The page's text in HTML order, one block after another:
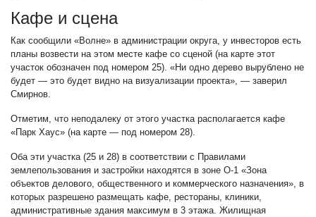
Кафе и сцена
Как сообщили «Волне» в администрации округа, у инвесторов есть
планы возвести на этом месте кафе со сценой (на карте этот
участок обозначен под номером 25). «Ни одно дерево вырублено не
будет — это будет видно на визуализации проекта», — заверил
Смирнов.
Отметим, что неподалеку от этого участка располагается кафе
«Парк Хаус» (на карте — под номером 28).
Оба эти участка (25 и 28) в соответствии с Правилами
землепользования и застройки находятся в зоне О-1 «Зона
объектов делового, общественного и коммерческого назначения», в
которых разрешено размещать кафе, рестораны, клиники,
административные здания максимум в 3 этажа. Жилищная